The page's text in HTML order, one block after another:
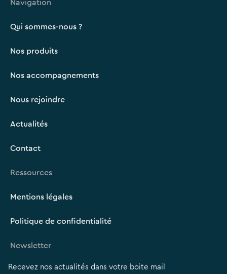
Navigation
Qui sommes-nous ?
Nos produits
Nos accompagnements
Nous rejoindre
Actualités
Contact
Ressources
Mentions légales
Politique de confidentialité
Newsletter
Recevez nos actualités dans votre boite mail